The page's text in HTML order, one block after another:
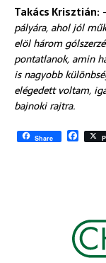
Takács Krisztián:
pályára, ahol jól
elöl három
pontatlanok, amin
is nagyobb
elégedett voltam,
bajnoki rajtra.
Share F
a